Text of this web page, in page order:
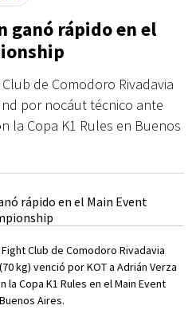
ganó rápido en el
de Comodoro Rivadavia
por nocáut técnico ante
la Copa K1 Rules en Buenos
Club de Comodoro Rivadavia
kg) venció por KOT a Adrián Verza
Copa K1 Rules en el Main Event
Aires.